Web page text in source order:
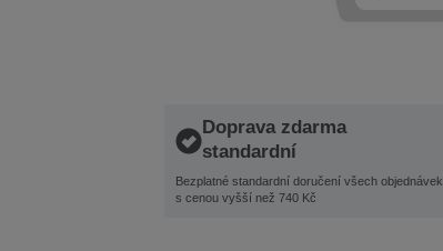
Doprava zdarma
standardní
Bezplatné standardní doručení všech objednávek
s cenou vyšší než 740 Kč